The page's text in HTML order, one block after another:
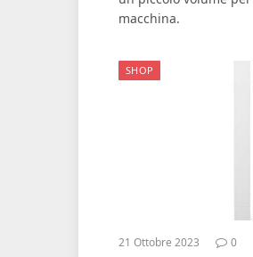
macchina.
SHOP
21 Ottobre 2023 0